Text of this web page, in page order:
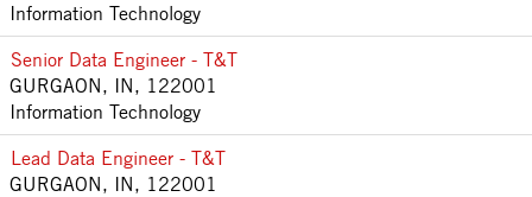
Information Technology
Senior Data Engineer - T&T
GURGAON, IN, 122001
Information Technology
Lead Data Engineer - T&T
GURGAON, IN, 122001